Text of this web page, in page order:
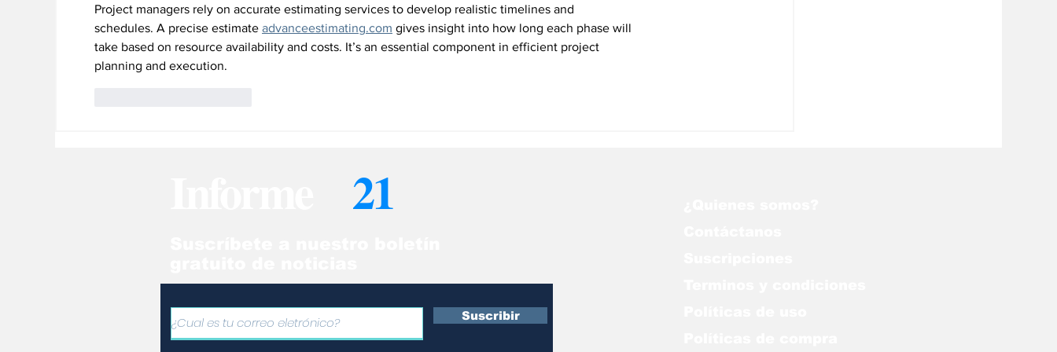
Project managers rely on accurate estimating services to develop realistic timelines and
schedules. A precise estimate advanceestimating.com gives insight into how long each phase will
take based on resource availability and costs. It’s an essential component in efficient project
planning and execution.
21
Suscribir